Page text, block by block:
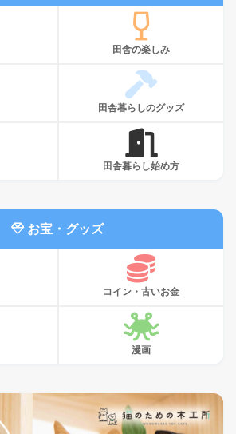
田舎の楽しみ
田舎暮らしのグッズ
田舎暮らし始め方
お宝・グッズ
コイン・古いお金
漫画